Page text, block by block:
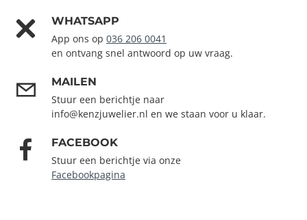
WHATSAPP
App ons op 036 206 0041
en ontvang snel antwoord op uw vraag.
MAILEN
Stuur een berichtje naar
info@kenzjuwelier.nl en we staan voor u klaar.
FACEBOOK
Stuur een berichtje via onze
Facebookpagina